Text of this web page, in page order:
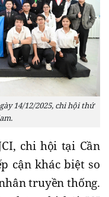
14/12/2025, chi hội thứ
chi hội tại Cần
cận khác biệt so
truyền thống.